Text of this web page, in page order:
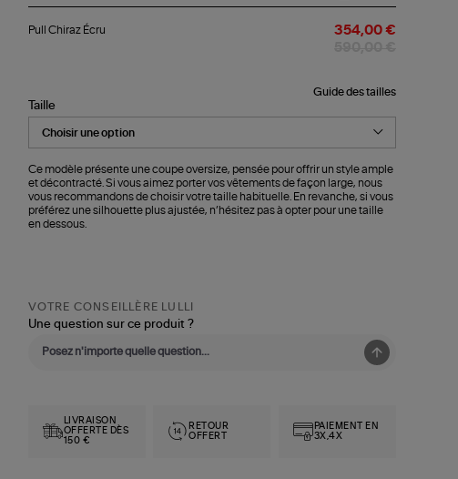
Chiraz
Pull Chiraz Écru 354,00 €
Guide des tailles
Taille
Ce modèle présente une coupe oversize, pensée pour offrir un style ample
et décontracté. Si vous aimez porter vos vêtements de façon large, nous
vous recommandons de choisir votre taille habituelle. En revanche, si vous
préférez une silhouette plus ajustée, n’hésitez pas à opter pour une taille
en dessous.
VOTRE CONSEILLÈRE LULLI
Une question sur ce produit ?
LIVRAISON
OFFERTE DÈS
150 €
RETOUR
OFFERT
PAIEMENT EN
3X,4X